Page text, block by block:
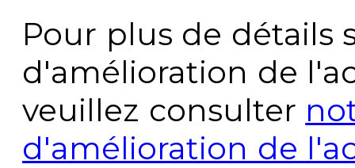
Pour plus de détails
d'amélioration de
veuillez consulter
d'amélioration de